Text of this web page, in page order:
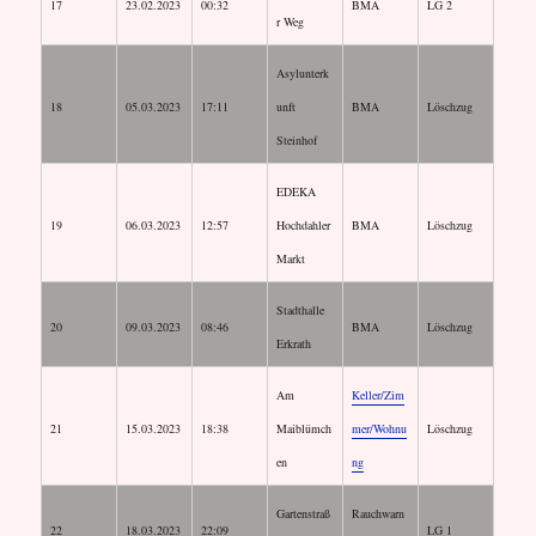
17 23.02.2023 00:32
r Weg
BMA LG 2
18 05.03.2023 17:11
Asylunterk
unft
Steinhof
BMA Löschzug
19 06.03.2023 12:57
EDEKA
Hochdahler
Markt
BMA Löschzug
20 09.03.2023 08:46
Stadthalle
Erkrath
BMA Löschzug
21 15.03.2023 18:38
Am
Maiblümch
en
Keller/Zim
mer/Wohnu
ng
Löschzug
22 18.03.2023 22:09
Gartenstraß
Rauchwarn
LG 1